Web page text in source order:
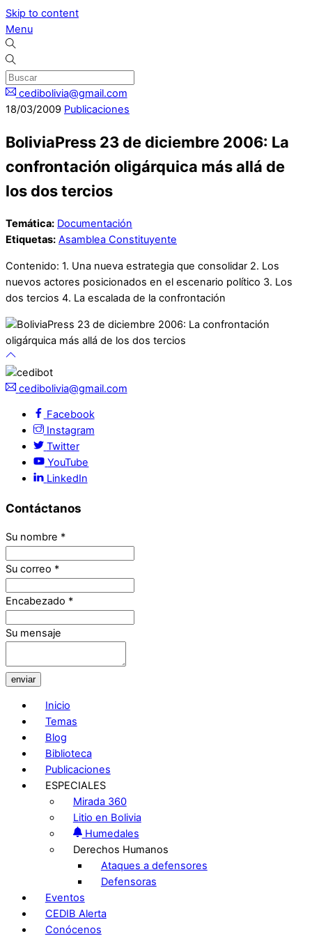
Skip to content
Menu
cedibolivia@gmail.com
18/03/2009 Publicaciones
BoliviaPress 23 de diciembre 2006: La
confrontación oligárquica más allá de
los dos tercios
Temática: Documentación
Etiquetas: Asamblea Constituyente
Contenido: 1. Una nueva estrategia que consolidar 2. Los
nuevos actores posicionados en el escenario político 3. Los
dos tercios 4. La escalada de la confrontación
cedibolivia@gmail.com
Facebook
Instagram
Twitter
YouTube
LinkedIn
Contáctanos
Su nombre *
Su correo *
Encabezado *
Su mensaje
enviar
Inicio
Temas
Blog
Biblioteca
Publicaciones
ESPECIALES
Mirada 360
Litio en Bolivia
Humedales
Derechos Humanos
Ataques a defensores
Defensoras
Eventos
CEDIB Alerta
Conócenos